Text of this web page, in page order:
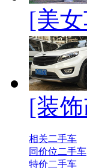
[美
[装
相关二手车
同价位二手车
特价二手车